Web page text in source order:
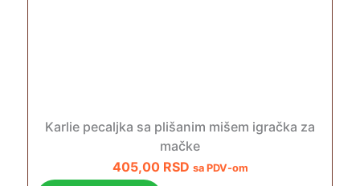
Karlie pecaljka sa plišanim mišem igračka za
mačke
405,00 RSD sa PDV-om